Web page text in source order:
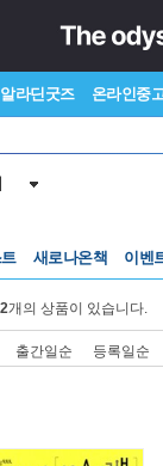
알라딘굿즈 온라인중
새로나온책 이벤
개의 상품이 있습니다.
출간일순 등록일순